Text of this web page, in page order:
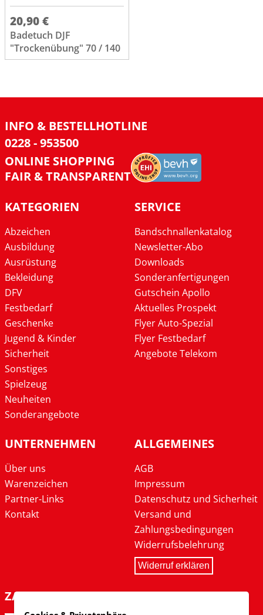
20,90 €
Badetuch DJF
"Trockenübung" 70 / 140
INFO & BESTELLHOTLINE
0228 - 953500
ONLINE SHOPPING
FAIR & TRANSPARENT
KATEGORIEN
Abzeichen
Ausbildung
Ausrüstung
Bekleidung
DFV
Festbedarf
Geschenke
Jugend & Kinder
Sicherheit
Sonstiges
Spielzeug
Neuheiten
Sonderangebote
SERVICE
Bandschnallenkatalog
Newsletter-Abo
Downloads
Sonderanfertigungen
Gutschein Apollo
Aktuelles Prospekt
Flyer Auto-Spezial
Flyer Festbedarf
Angebote Telekom
UNTERNEHMEN
Über uns
Warenzeichen
Partner-Links
Kontakt
ALLGEMEINES
AGB
Impressum
Datenschutz und Sicherheit
Versand und
Zahlungsbedingungen
Widerrufsbelehrung
Widerruf erklären
ZAHLARTEN